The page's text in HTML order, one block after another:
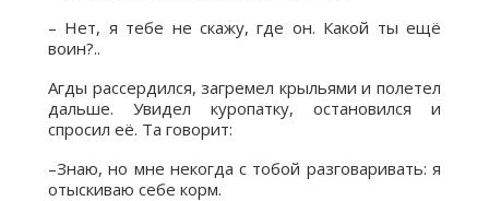
– Нет, я тебе не скажу, где он. Какой ты ещё
воин?..
Агды рассердился, загремел крыльями и полетел
дальше. Увидел куропатку, остановился и
спросил её. Та говорит:
–Знаю, но мне некогда с тобой разговаривать: я
отыскиваю себе корм.